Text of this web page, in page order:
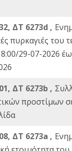
ΔΤ 6273d ,
πυρκαγιές του
29-07-2026
ΔΤ 6273b ,
προστίμων
ΔΤ 6273a ,